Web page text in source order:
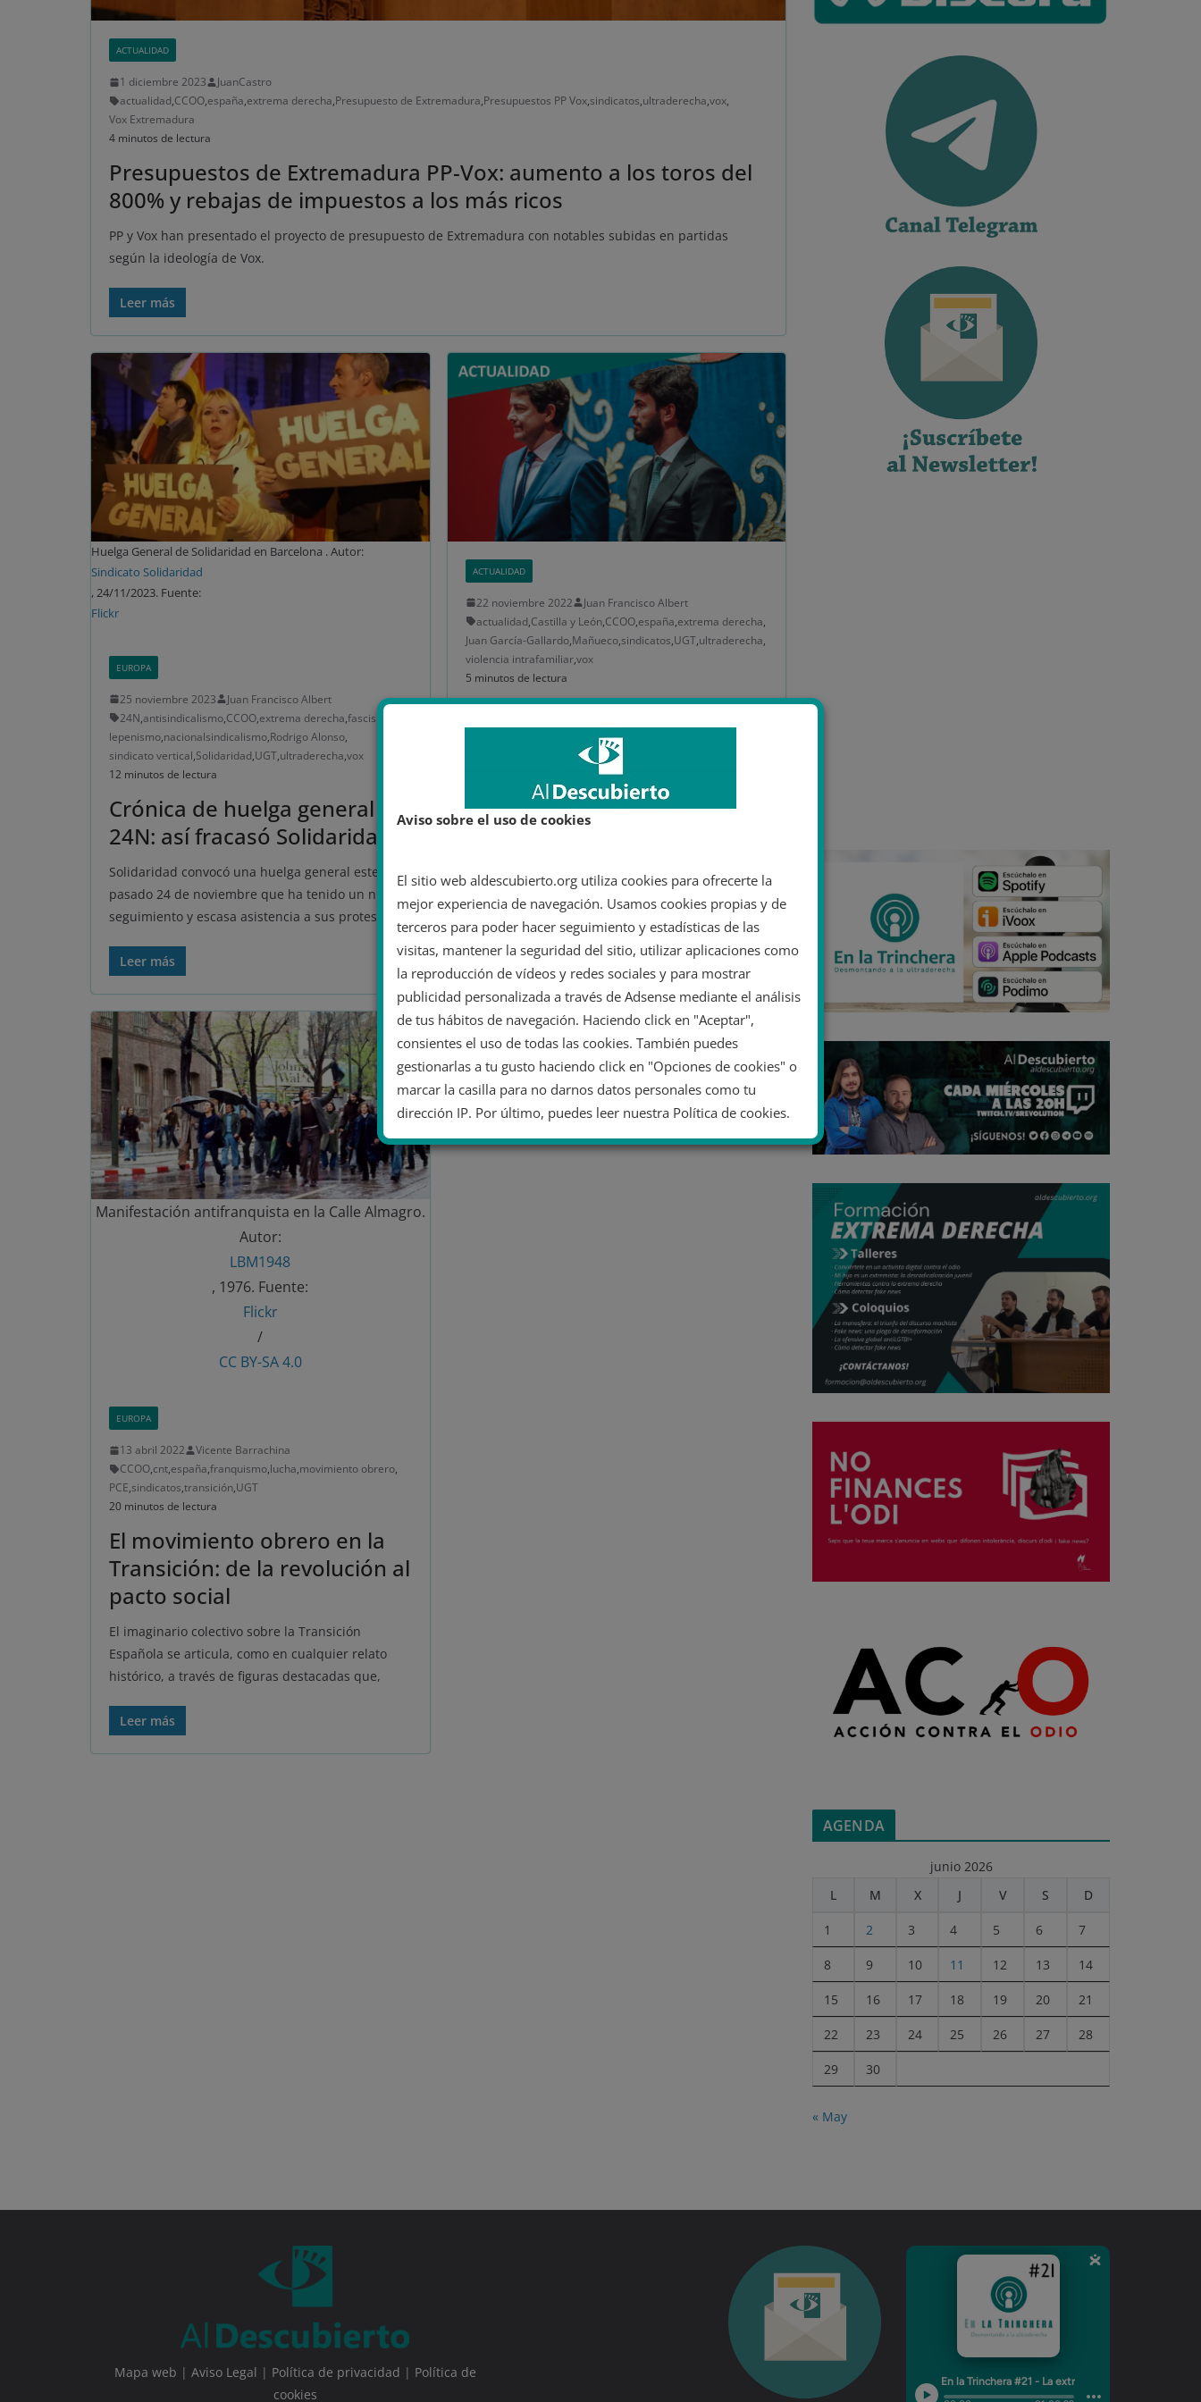
ACTUALIDAD
1 diciembre 2023
JuanCastro
actualidad,CCOO,españa,extrema derecha,Presupuesto de Extremadura,Presupuestos PP Vox,sindicatos,ultraderecha,vox,
Vox Extremadura
4 minutos de lectura
Presupuestos de Extremadura PP-Vox: aumento a los toros del
800% y rebajas de impuestos a los más ricos
PP y Vox han presentado el proyecto de presupuesto de Extremadura con notables subidas en partidas
según la ideología de Vox.
Leer más
Huelga General de Solidaridad en Barcelona . Autor:
Sindicato Solidaridad
, 24/11/2023. Fuente:
Flickr
EUROPA
25 noviembre 2023
Juan Francisco Albert
24N,antisindicalismo,CCOO,extrema derecha,fascismo
lepenismo,nacionalsindicalismo,Rodrigo Alonso,
sindicato vertical,Solidaridad,UGT,ultraderecha,vox
12 minutos de lectura
Crónica de huelga general
24N: así fracasó Solidaridad
Solidaridad convocó una huelga general este
pasado 24 de noviembre que ha tenido un nulo
seguimiento y escasa asistencia a sus protestas.
Leer más
ACTUALIDAD
22 noviembre 2022
Juan Francisco Albert
actualidad,Castilla y León,CCOO,españa,extrema derecha,
Juan García-Gallardo,Mañueco,sindicatos,UGT,ultraderecha,
violencia intrafamiliar,vox
5 minutos de lectura
Organizaciones y sindicatos
de Castilla y León se
manifestarán por las
libertades contra las políticas
de Vox
las libertades y derechos contra Vox. Este
contraprograma el acto.
Leer más
Manifestación antifranquista en la Calle Almagro.
Autor:
LBM1948
, 1976. Fuente:
Flickr
/
CC BY-SA 4.0
EUROPA
13 abril 2022
Vicente Barrachina
CCOO,cnt,españa,franquismo,lucha,movimiento obrero,
PCE,sindicatos,transición,UGT
20 minutos de lectura
El movimiento obrero en la
Transición: de la revolución al
pacto social
El imaginario colectivo sobre la Transición
Española se articula, como en cualquier relato
histórico, a través de figuras destacadas que,
Leer más
AGENDA
junio 2026
L
M X J V S D
1 2 3 4 5 6 7
8 9 10 11 12 13 14
15 16 17 18 19 20 21
22 23 24 25 26 27 28
29 30
« May
Mapa web | Aviso Legal | Política de privacidad | Política de
cookies
Aviso sobre el uso de cookies
El sitio web aldescubierto.org utiliza cookies para ofrecerte la
mejor experiencia de navegación. Usamos cookies propias y de
terceros para poder hacer seguimiento y estadísticas de las
visitas, mantener la seguridad del sitio, utilizar aplicaciones como
la reproducción de vídeos y redes sociales y para mostrar
publicidad personalizada a través de Adsense mediante el análisis
de tus hábitos de navegación. Haciendo click en "Aceptar",
consientes el uso de todas las cookies. También puedes
gestionarlas a tu gusto haciendo click en "Opciones de cookies" o
marcar la casilla para no darnos datos personales como tu
dirección IP. Por último, puedes leer nuestra Política de cookies.
No dar mi información personal
.